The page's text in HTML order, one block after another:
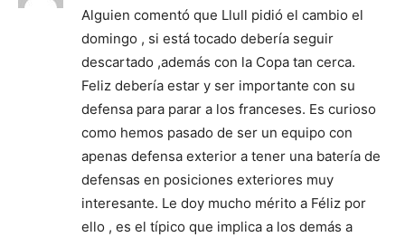
Alguien comentó que Llull pidió el cambio el
domingo , si está tocado debería seguir
descartado ,además con la Copa tan cerca.
Feliz debería estar y ser importante con su
defensa para parar a los franceses. Es curioso
como hemos pasado de ser un equipo con
apenas defensa exterior a tener una batería de
defensas en posiciones exteriores muy
interesante. Le doy mucho mérito a Féliz por
ello , es el típico que implica a los demás a